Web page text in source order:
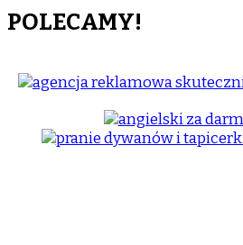
POLECAMY!